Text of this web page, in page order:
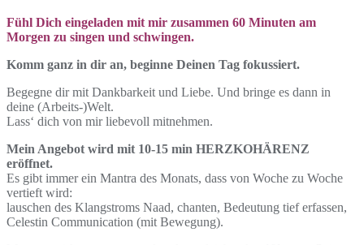
Fühl Dich eingeladen mit mir zusammen 60 Minuten am
Morgen zu singen und schwingen.
Komm ganz in dir an, beginne Deinen Tag fokussiert.
Begegne dir mit Dankbarkeit und Liebe. Und bringe es dann in
deine (Arbeits-)Welt.
Lass‘ dich von mir liebevoll mitnehmen.
Mein Angebot wird mit 10-15 min HERZKOHÄRENZ
eröffnet.
Es gibt immer ein Mantra des Monats, dass von Woche zu Woche
vertieft wird:
lauschen des Klangstroms Naad, chanten, Bedeutung tief erfassen,
Celestin Communication (mit Bewegung).